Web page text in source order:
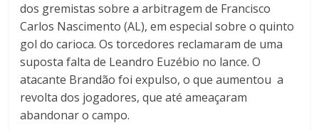
dos gremistas sobre a arbitragem de Francisco
Carlos Nascimento (AL), em especial sobre o quinto
gol do carioca. Os torcedores reclamaram de uma
suposta falta de Leandro Euzébio no lance. O
atacante Brandão foi expulso, o que aumentou a
revolta dos jogadores, que até ameaçaram
abandonar o campo.